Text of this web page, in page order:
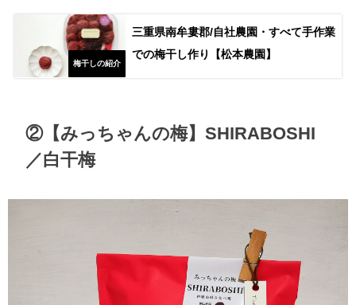
梅干しの紹介
三重県南牟婁郡/自社農園・すべて手作業
での梅干し作り【松本農園】
②【みっちゃんの梅】SHIRABOSHI
／白干梅